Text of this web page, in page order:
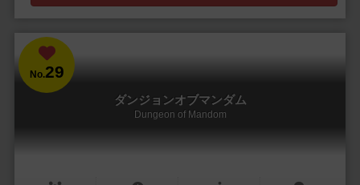
No.29
ダンジョンオブマンダム
Dungeon of Mandom